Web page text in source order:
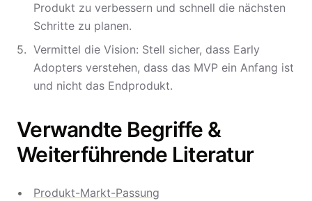
Produkt zu verbessern und schnell die nächsten
Schritte zu planen.
Vermittel die Vision: Stell sicher, dass Early
Adopters verstehen, dass das MVP ein Anfang ist
und nicht das Endprodukt.
Verwandte Begriffe &
Weiterführende Literatur
Produkt-Markt-Passung